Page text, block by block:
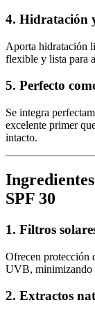
4. Hidratación
Aporta hidratación
flexible y lista para
5. Perfecto
Se integra
excelente primer
intacto.
SPF 30
1. Filtros
Ofrecen protección
UVB, minimizando
2. Extractos